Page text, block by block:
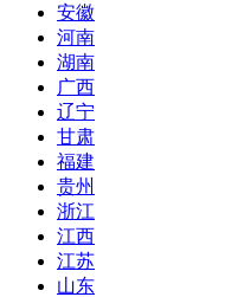
安徽
河南
湖南
广西
辽宁
甘肃
福建
贵州
浙江
江西
江苏
山东